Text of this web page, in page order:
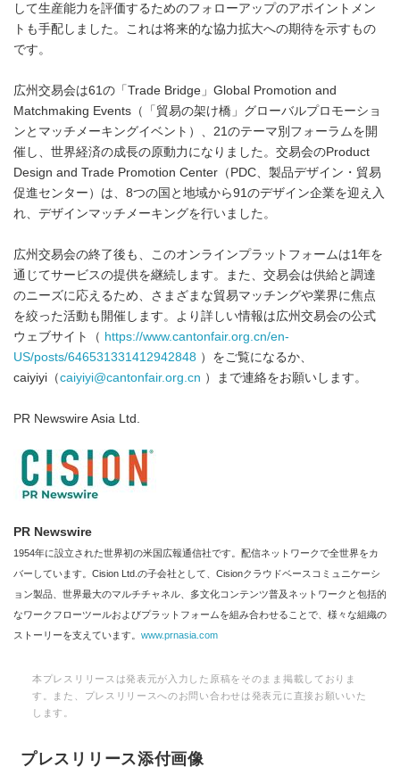
して生産能力を評価するためのフォローアップのアポイントメン
トも手配しました。これは将来的な協力拡大への期待を示すもの
です。
広州交易会は61の「Trade Bridge」Global Promotion and
Matchmaking Events（「貿易の架け橋」グローバルプロモーショ
ンとマッチメーキングイベント）、21のテーマ別フォーラムを開
催し、世界経済の成長の原動力になりました。交易会のProduct
Design and Trade Promotion Center（PDC、製品デザイン・貿易
促進センター）は、8つの国と地域から91のデザイン企業を迎え入
れ、デザインマッチメーキングを行いました。
広州交易会の終了後も、このオンラインプラットフォームは1年を
通じてサービスの提供を継続します。また、交易会は供給と調達
のニーズに応えるため、さまざまな貿易マッチングや業界に焦点
を絞った活動も開催します。より詳しい情報は広州交易会の公式
ウェブサイト（ https://www.cantonfair.org.cn/en-
US/posts/646531331412942848 ）をご覧になるか、
caiyiyi（caiyiyi@cantonfair.org.cn ）まで連絡をお願いします。
PR Newswire Asia Ltd.
PR Newswire
1954年に設立された世界初の米国広報通信社です。配信ネットワークで全世界をカ
バーしています。Cision Ltd.の子会社として、Cisionクラウドベースコミュニケーシ
ョン製品、世界最大のマルチチャネル、多文化コンテンツ普及ネットワークと包括的
なワークフローツールおよびプラットフォームを組み合わせることで、様々な組織の
ストーリーを支えています。 www.prnasia.com
本プレスリリースは発表元が入力した原稿をそのまま掲載しておりま
す。また、プレスリリースへのお問い合わせは発表元に直接お願いいた
します。
プレスリリース添付画像